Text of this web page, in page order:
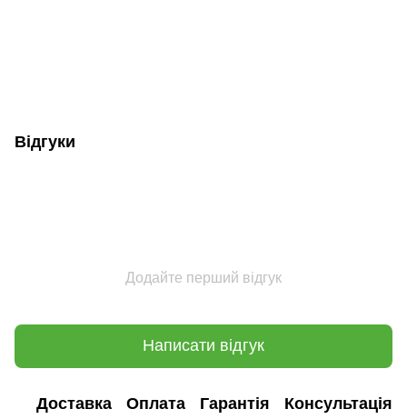
Відгуки
Додайте перший відгук
Написати відгук
Доставка Оплата Гарантія Консультація